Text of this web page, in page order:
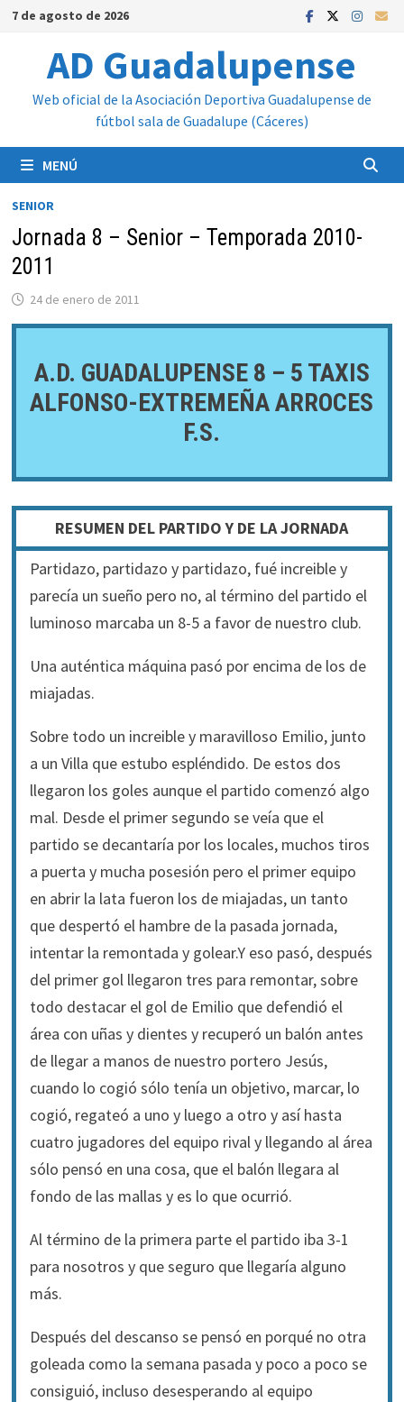
Saltar
contenido
7 de agosto de 2026
AD Guadalupense
Web oficial de la Asociación Deportiva Guadalupense de
fútbol sala de Guadalupe (Cáceres)
MENÚ
SENIOR
Jornada 8 – Senior – Temporada 2010-
2011
24 de enero de 2011
A.D. GUADALUPENSE 8 – 5 TAXIS
ALFONSO-EXTREMEÑA ARROCES
F.S.
RESUMEN DEL PARTIDO Y DE LA JORNADA
Partidazo, partidazo y partidazo, fué increible y
parecía un sueño pero no, al término del partido el
luminoso marcaba un 8-5 a favor de nuestro club.
Una auténtica máquina pasó por encima de los de
miajadas.
Sobre todo un increible y maravilloso Emilio, junto
a un Villa que estubo espléndido. De estos dos
llegaron los goles aunque el partido comenzó algo
mal. Desde el primer segundo se veía que el
partido se decantaría por los locales, muchos tiros
a puerta y mucha posesión pero el primer equipo
en abrir la lata fueron los de miajadas, un tanto
que despertó el hambre de la pasada jornada,
intentar la remontada y golear.Y eso pasó, después
del primer gol llegaron tres para remontar, sobre
todo destacar el gol de Emilio que defendió el
área con uñas y dientes y recuperó un balón antes
de llegar a manos de nuestro portero Jesús,
cuando lo cogió sólo tenía un objetivo, marcar, lo
cogió, regateó a uno y luego a otro y así hasta
cuatro jugadores del equipo rival y llegando al área
sólo pensó en una cosa, que el balón llegara al
fondo de las mallas y es lo que ocurrió.
Al término de la primera parte el partido iba 3-1
para nosotros y que seguro que llegaría alguno
más.
Después del descanso se pensó en porqué no otra
goleada como la semana pasada y poco a poco se
consiguió, incluso desesperando al equipo